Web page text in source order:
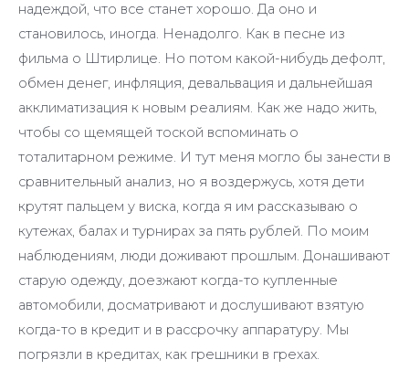
надеждой, что все станет хорошо. Да оно и
становилось, иногда. Ненадолго. Как в песне из
фильма о Штирлице. Но потом какой-нибудь дефолт,
обмен денег, инфляция, девальвация и дальнейшая
акклиматизация к новым реалиям. Как же надо жить,
чтобы со щемящей тоской вспоминать о
тоталитарном режиме. И тут меня могло бы занести в
сравнительный анализ, но я воздержусь, хотя дети
крутят пальцем у виска, когда я им рассказываю о
кутежах, балах и турнирах за пять рублей. По моим
наблюдениям, люди доживают прошлым. Донашивают
старую одежду, доезжают когда-то купленные
автомобили, досматривают и дослушивают взятую
когда-то в кредит и в рассрочку аппаратуру. Мы
погрязли в кредитах, как грешники в грехах.